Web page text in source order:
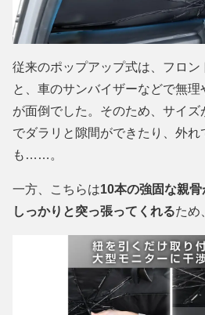
従来のポップアップ式は、フロ
と、車のサンバイザーなどで無
が面倒でした。そのため、サイ
でダラリと隙間ができたり、外れ
も……。
一方、こちらは10本の強固な親
しっかりと突っ張ってくれるため